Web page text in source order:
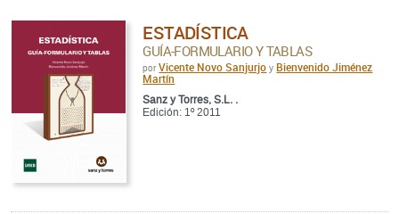
ESTADÍSTICA
GUÍA-FORMULARIO Y TABLAS
porVicente Novo Sanjurjo y Bienvenido Jiménez
Martín
Sanz y Torres, S.L. .
Edición: 1º 2011